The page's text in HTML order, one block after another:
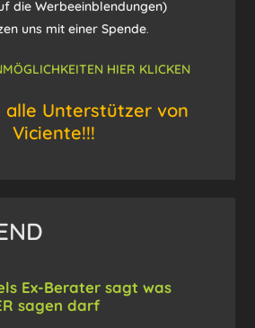
die Werbeeinblendungen)
uns mit einer Spende.
HIER KLICKEN
alle Unterstützer von
Viciente!!!